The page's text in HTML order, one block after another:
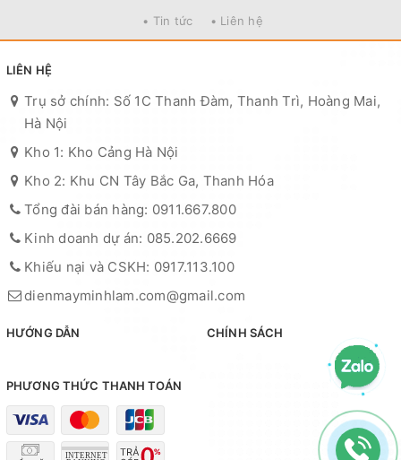
• Tin tức • Liên hệ
LIÊN HỆ
Trụ sở chính: Số 1C Thanh Đàm, Thanh Trì, Hoàng Mai,
Hà Nội
Kho 1: Kho Cảng Hà Nội
Kho 2: Khu CN Tây Bắc Ga, Thanh Hóa
Tổng đài bán hàng: 0911.667.800
Kinh doanh dự án: 085.202.6669
Khiếu nại và CSKH: 0917.113.100
dienmayminhlam.com@gmail.com
HƯỚNG DẪN CHÍNH SÁCH
PHƯƠNG THỨC THANH TOÁN